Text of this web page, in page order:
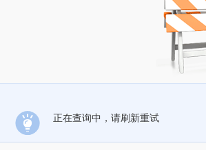
正在查询中，请刷新重试